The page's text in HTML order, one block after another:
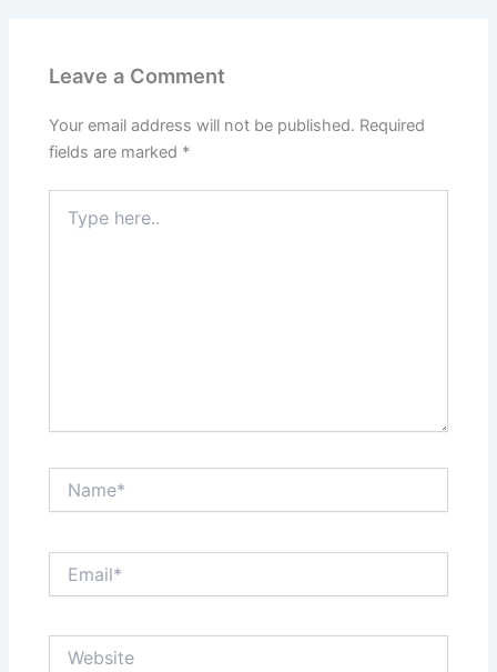
Leave a Comment
Your email address will not be published. Required
fields are marked *
here..